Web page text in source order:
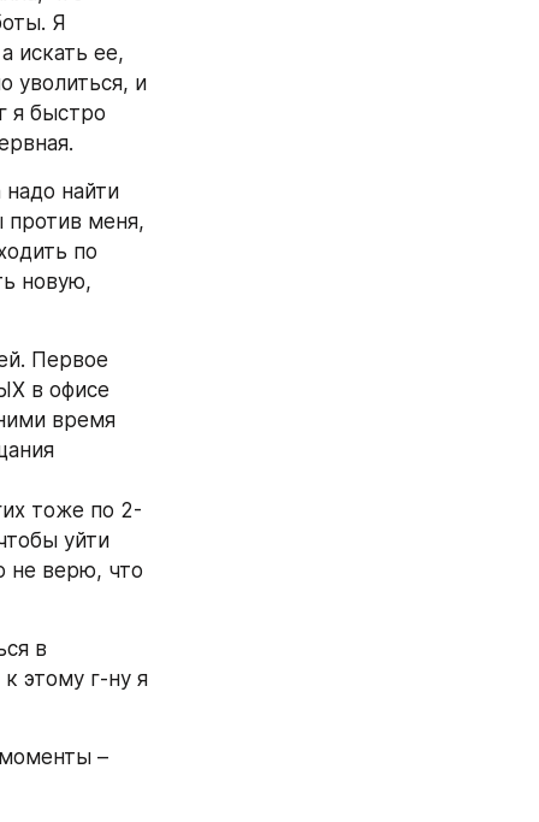
Я
искать ее,
уволиться, и
я быстро
найти
против меня,
по
новую,
Первое
в офисе
время
тоже по 2-
уйти
не верю, что
в
этому г-ну я
–